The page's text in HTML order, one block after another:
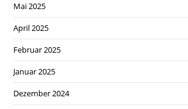
Mai 2025
April 2025
Februar 2025
Januar 2025
Dezember 2024